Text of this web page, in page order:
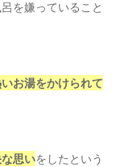
を嫌っていること
お湯をかけられて
思いをしたという